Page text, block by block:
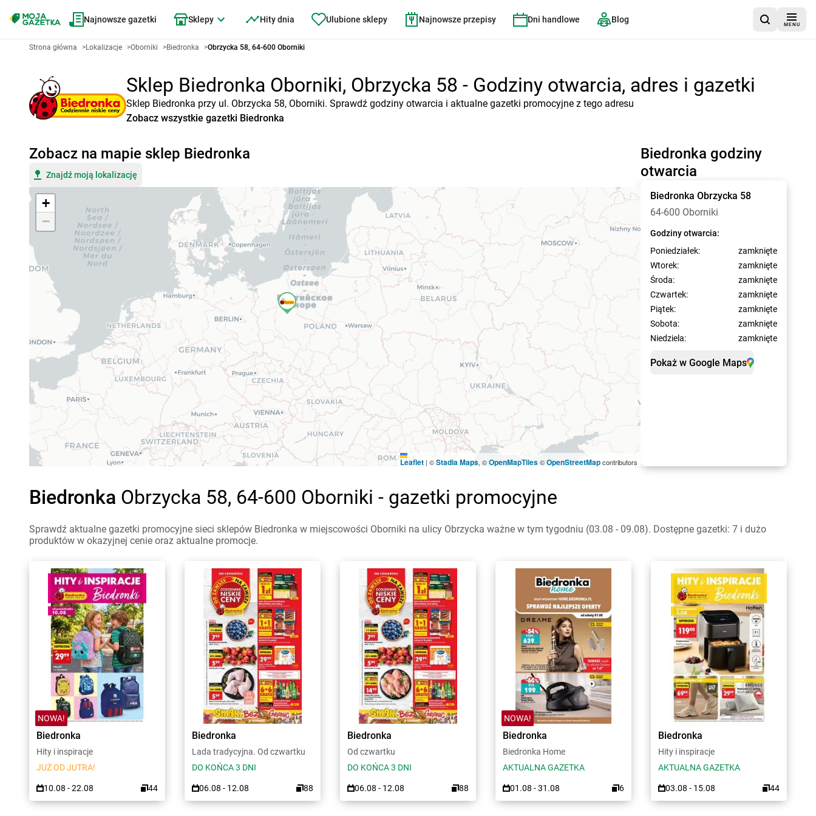
Najnowsze gazetki Sklepy Hity dnia Ulubione sklepy Najnowsze przepisy Dni handlowe Blog
MENU
Strona główna >Lokalizacje >Oborniki >Biedronka >Obrzycka 58, 64-600 Oborniki
Sklep Biedronka Oborniki, Obrzycka 58 - Godziny otwarcia, adres i gazetki
Sklep Biedronka przy ul. Obrzycka 58, Oborniki. Sprawdź godziny otwarcia i aktualne gazetki promocyjne z tego adresu
Zobacz wszystkie gazetki Biedronka
Biedronka godziny
otwarcia
Biedronka Obrzycka 58
64-600 Oborniki
Godziny otwarcia:
Poniedziałek:
zamknięte
Wtorek:
zamknięte
Środa:
zamknięte
Czwartek:
zamknięte
Piątek:
zamknięte
Sobota:
zamknięte
Niedziela:
zamknięte
Pokaż w Google Maps
Zobacz na mapie sklep Biedronka
Znajdź moją lokalizację
+
−
Leaflet | ©Stadia Maps, ©OpenMapTiles©OpenStreetMapcontributors
Biedronka Obrzycka 58, 64-600 Oborniki - gazetki promocyjne
Sprawdź aktualne gazetki promocyjne sieci sklepów Biedronka w miejscowości Oborniki na ulicy Obrzycka ważne w tym tygodniu (03.08 - 09.08). Dostępne gazetki: 7 i dużo
produktów w okazyjnej cenie oraz aktualne promocje.
NOWA!
Biedronka
Hity i inspiracje
JUŻ OD JUTRA!
10.08 - 22.08 44
Biedronka
Lada tradycyjna. Od czwartku
DO KOŃCA 3 DNI
06.08 - 12.08 88
Biedronka
Od czwartku
DO KOŃCA 3 DNI
06.08 - 12.08 88
NOWA!
Biedronka
Biedronka Home
AKTUALNA GAZETKA
01.08 - 31.08 6
Biedronka
Hity i inspiracje
AKTUALNA GAZETKA
03.08 - 15.08 44